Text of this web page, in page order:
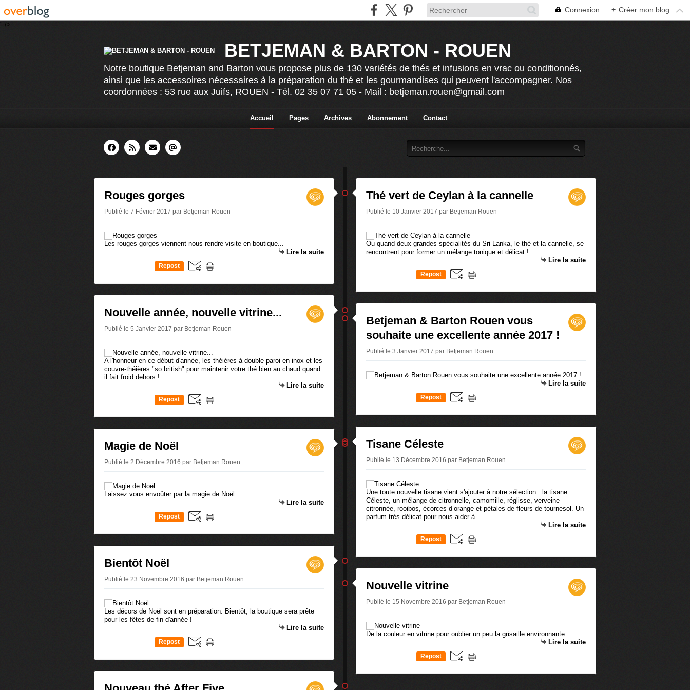
" />
Connexion + Créer mon blog
BETJEMAN & BARTON - ROUEN
Notre boutique Betjeman and Barton vous propose plus de 130 variétés de thés et infusions en vrac ou conditionnés,
ainsi que les accessoires nécessaires à la préparation du thé et les gourmandises qui peuvent l'accompagner. Nos
coordonnées : 53 rue aux Juifs, ROUEN - Tél. 02 35 07 71 05 - Mail : betjeman.rouen@gmail.com
Accueil Pages Archives Abonnement Contact
Rouges gorges
Publié le 7 Février 2017 par Betjeman Rouen
Les rouges gorges viennent nous rendre visite en boutique...
Lire la suite
Repost
Nouvelle année, nouvelle vitrine...
Publié le 5 Janvier 2017 par Betjeman Rouen
A l'honneur en ce début d'année, les théières à double paroi en inox et les
couvre-théières "so british" pour maintenir votre thé bien au chaud quand
il fait froid dehors !
Lire la suite
Repost
Magie de Noël
Publié le 2 Décembre 2016 par Betjeman Rouen
Laissez vous envoûter par la magie de Noël...
Lire la suite
Repost
Bientôt Noël
Publié le 23 Novembre 2016 par Betjeman Rouen
Les décors de Noël sont en préparation. Bientôt, la boutique sera prête
pour les fêtes de fin d'année !
Lire la suite
Repost
Thé vert de Ceylan à la cannelle
Publié le 10 Janvier 2017 par Betjeman Rouen
Ou quand deux grandes spécialités du Sri Lanka, le thé et la cannelle, se
rencontrent pour former un mélange tonique et délicat !
Lire la suite
Repost
Betjeman & Barton Rouen vous
souhaite une excellente année 2017 !
Publié le 3 Janvier 2017 par Betjeman Rouen
Lire la suite
Repost
Tisane Céleste
Publié le 13 Décembre 2016 par Betjeman Rouen
Une toute nouvelle tisane vient s'ajouter à notre sélection : la tisane
Céleste, un mélange de citronnelle, camomille, réglisse, verveine
citronnée, rooibos, écorces d’orange et pétales de fleurs de tournesol. Un
parfum très délicat pour nous aider à...
Lire la suite
Repost
Nouvelle vitrine
Publié le 15 Novembre 2016 par Betjeman Rouen
De la couleur en vitrine pour oublier un peu la grisaille environnante...
Lire la suite
Repost